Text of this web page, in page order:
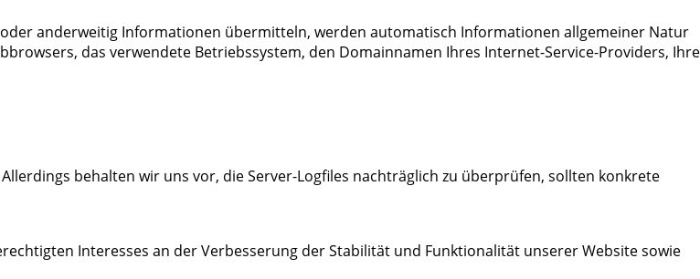
anderweitig Informationen übermitteln, werden automatisch Informationen allgemeiner Natur
das verwendete Betriebssystem, den Domainnamen Ihres Internet-Service-Providers, Ihre
behalten wir uns vor, die Server-Logfiles nachträglich zu überprüfen, sollten konkrete
Interesses an der Verbesserung der Stabilität und Funktionalität unserer Website sowie